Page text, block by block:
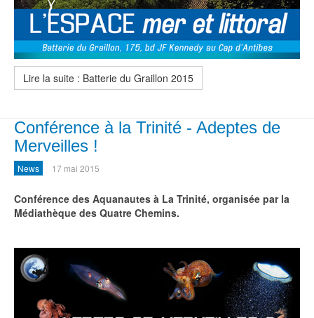
Lire la suite : Batterie du Graillon 2015
Conférence à la Trinité - Adeptes de
Merveilles !
News 17 mai 2015
Conférence des Aquanautes à La Trinité, organisée par la
Médiathèque des Quatre Chemins.